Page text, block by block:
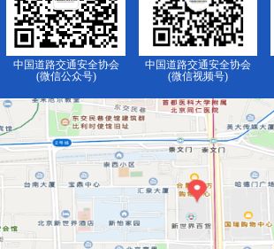
中国道路交通安全协会
(微信公众号)
中国道路交通安全协会
(微信视频号)